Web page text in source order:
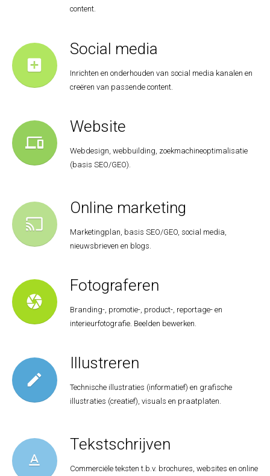
content.
add_box
Social media
Inrichten en onderhouden van social media kanalen en
creëren van passende content.
devices
Website
Webdesign, webbuilding, zoekmachineoptimalisatie
(basis SEO/GEO).
cast
Online marketing
Marketingplan, basis SEO/GEO, social media,
nieuwsbrieven en blogs.
camera
Fotograferen
Branding-, promotie-, product-, reportage- en
interieurfotografie. Beelden bewerken.
create
Illustreren
Technische illustraties (informatief) en grafische
illustraties (creatief), visuals en praatplaten.
text_format
Tekstschrijven
Commerciële teksten t.b.v. brochures, websites en online